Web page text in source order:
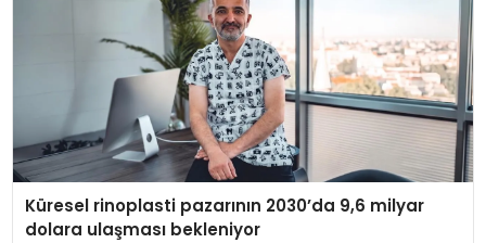
Küresel rinoplasti pazarının 2030’da 9,6 milyar
dolara ulaşması bekleniyor